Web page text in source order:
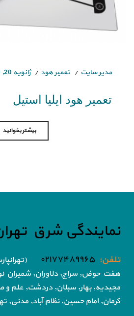
مدیر سایت تعمیر هود ژانویه 20, 2019
تعمیر هود ایلیا استیل
بیشتر بخوانید
نمایندگی شرق
تلفن: ۰۲۱۷۷۴۸۹۹۶۵
هفت حوض, سراج, دلاوران, شمیران
مجیدیه, بهار, سبلان, دردشت, علم
کرمان, امام حسین, نظام آباد, مدنی,